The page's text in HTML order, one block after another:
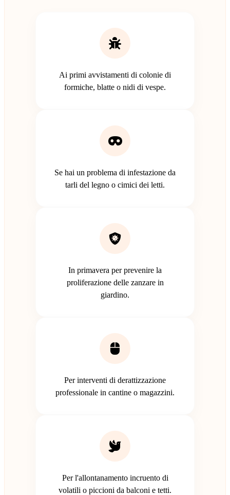
Ai primi avvistamenti di colonie di
formiche, blatte o nidi di vespe.
Se hai un problema di infestazione da
tarli del legno o cimici dei letti.
In primavera per prevenire la
proliferazione delle zanzare in
giardino.
Per interventi di derattizzazione
professionale in cantine o magazzini.
Per l'allontanamento incruento di
volatili o piccioni da balconi e tetti.